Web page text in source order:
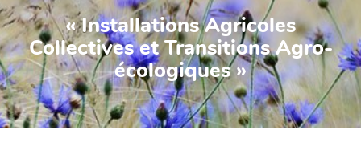
« Installations Agricoles
Collectives et Transitions Agro-
écologiques »